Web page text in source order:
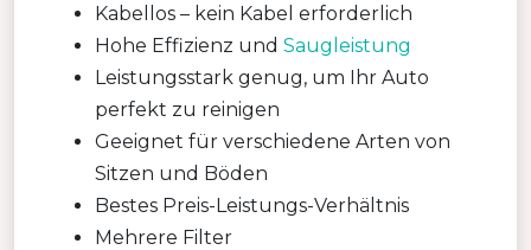
Kabellos – kein Kabel erforderlich
Hohe Effizienz und Saugleistung
Leistungsstark genug, um Ihr Auto
perfekt zu reinigen
Geeignet für verschiedene Arten von
Sitzen und Böden
Bestes Preis-Leistungs-Verhältnis
Mehrere Filter